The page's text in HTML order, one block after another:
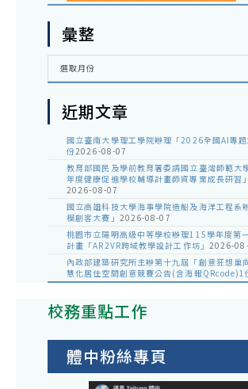
彙整
彙
選取月份
近期文章
國立臺南大學理工學院辦理「2026全國AI專
份2026-08-07
教育部國民及學前教育署委請國立臺灣師範大
年度健康促進學校輔導計畫師資專業成長研習
2026-08-07
國立高雄科技大學海事學院造船及海洋工程系
模創客大賽」 2026-08-07
桃園市立陽明高級中等學校辦理115學年度第
計畫「AR2VR跨域教學設計工作坊」 2026-
內政部建築研究所主辦第十九屆「創意狂想巢
慧化居住空間創意競賽公告(含海報QRcode)1
校務重點工作
體中粉絲專頁